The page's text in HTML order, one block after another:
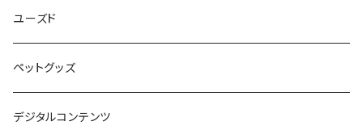
長袖Tシャツ
パーカー・その他
Japan Art
バッグ・ポーチ
雑貨・小物
ユーズド
ペットグッズ
デジタルコンテンツ